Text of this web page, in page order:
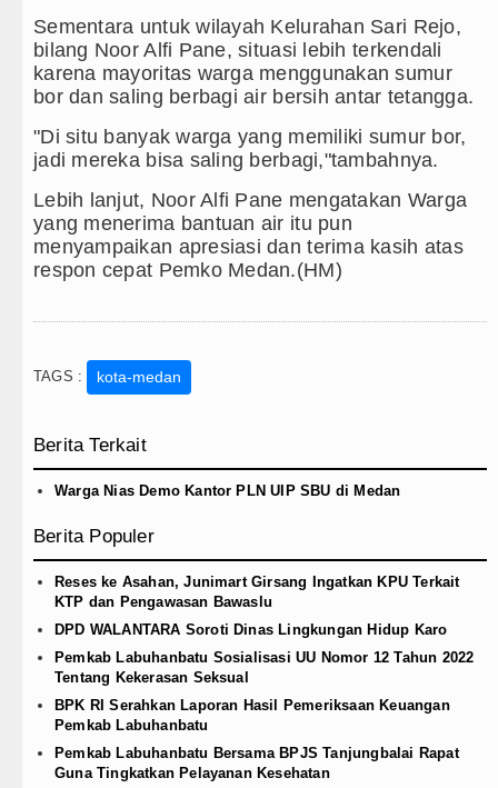
Sementara untuk wilayah Kelurahan Sari Rejo,
bilang Noor Alfi Pane, situasi lebih terkendali
karena mayoritas warga menggunakan sumur
bor dan saling berbagi air bersih antar tetangga.
"Di situ banyak warga yang memiliki sumur bor,
jadi mereka bisa saling berbagi,"tambahnya.
Lebih lanjut, Noor Alfi Pane mengatakan Warga
yang menerima bantuan air itu pun
menyampaikan apresiasi dan terima kasih atas
respon cepat Pemko Medan.(HM)
TAGS : kota-medan
Berita Terkait
Warga Nias Demo Kantor PLN UIP SBU di Medan
Berita Populer
Reses ke Asahan, Junimart Girsang Ingatkan KPU Terkait
KTP dan Pengawasan Bawaslu
DPD WALANTARA Soroti Dinas Lingkungan Hidup Karo
Pemkab Labuhanbatu Sosialisasi UU Nomor 12 Tahun 2022
Tentang Kekerasan Seksual
BPK RI Serahkan Laporan Hasil Pemeriksaan Keuangan
Pemkab Labuhanbatu
Pemkab Labuhanbatu Bersama BPJS Tanjungbalai Rapat
Guna Tingkatkan Pelayanan Kesehatan